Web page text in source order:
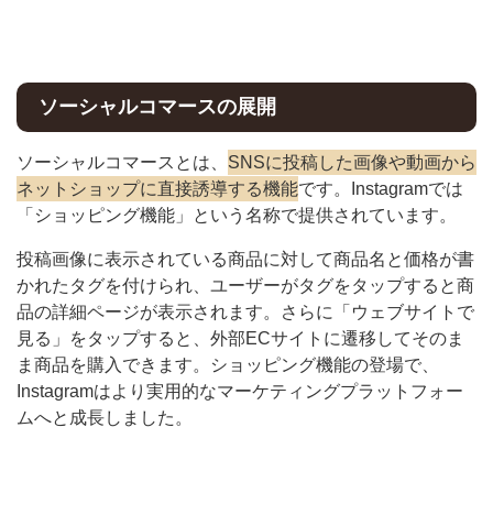
ソーシャルコマースの展開
ソーシャルコマースとは、 SNSに投稿した画像や動画から
ネットショップに直接誘導する機能です。Instagramでは
「ショッピング機能」という名称で提供されています。
投稿画像に表示されている商品に対して商品名と価格が書
かれたタグを付けられ、ユーザーがタグをタップすると商
品の詳細ページが表示されます。さらに「ウェブサイトで
見る」をタップすると、外部ECサイトに遷移してそのま
ま商品を購入できます。ショッピング機能の登場で、
Instagramはより実用的なマーケティングプラットフォー
ムへと成長しました。